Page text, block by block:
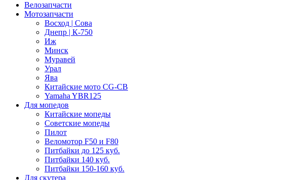
Велозапчасти
Мотозапчасти
Восход | Сова
Днепр | К-750
Иж
Минск
Муравей
Урал
Ява
Китайские мото CG-CB
Yamaha YBR125
Для мопедов
Китайские мопеды
Советские мопеды
Пилот
Веломотор F50 и F80
Питбайки до 125 куб.
Питбайки 140 куб.
Питбайки 150-160 куб.
Для скутера